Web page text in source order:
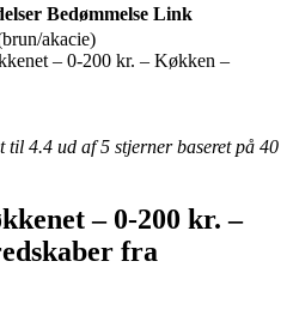
Bedømmelse Link
akacie)
– 0-200 kr. – Køkken –
til 4.4 ud af 5 stjerner baseret på 40
– 0-200 kr. –
fra